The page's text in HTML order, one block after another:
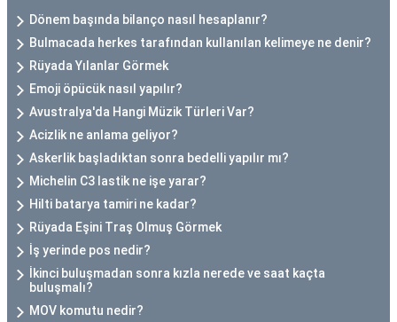
Dönem başında bilanço nasıl hesaplanır?
Bulmacada herkes tarafından kullanılan kelimeye ne denir?
Rüyada Yılanlar Görmek
Emoji öpücük nasıl yapılır?
Avustralya'da Hangi Müzik Türleri Var?
Acizlik ne anlama geliyor?
Askerlik başladıktan sonra bedelli yapılır mı?
Michelin C3 lastik ne işe yarar?
Hilti batarya tamiri ne kadar?
Rüyada Eşini Traş Olmuş Görmek
İş yerinde pos nedir?
İkinci buluşmadan sonra kızla nerede ve saat kaçta
buluşmalı?
MOV komutu nedir?